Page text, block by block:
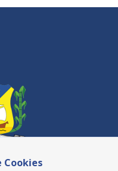
Cookies